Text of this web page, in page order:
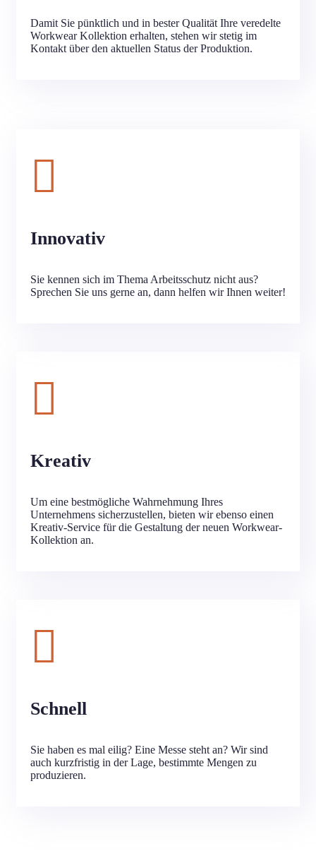
Damit Sie pünktlich und in bester Qualität Ihre veredelte
Workwear Kollektion erhalten, stehen wir stetig im
Kontakt über den aktuellen Status der Produktion.
Innovativ
Sie kennen sich im Thema Arbeitsschutz nicht aus?
Sprechen Sie uns gerne an, dann helfen wir Ihnen weiter!
Kreativ
Um eine bestmögliche Wahrnehmung Ihres
Unternehmens sicherzustellen, bieten wir ebenso einen
Kreativ-Service für die Gestaltung der neuen Workwear-
Kollektion an.
Schnell
Sie haben es mal eilig? Eine Messe steht an? Wir sind
auch kurzfristig in der Lage, bestimmte Mengen zu
produzieren.